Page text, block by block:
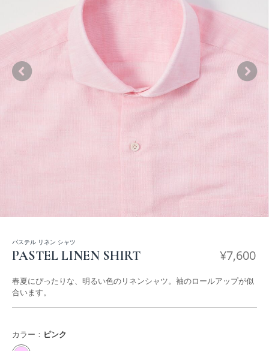
パステル リネン シャツ
PASTEL LINEN SHIRT ¥7,600
春夏にぴったりな、明るい色のリネンシャツ。袖のロールアップが似
合います。
カラー： ピンク